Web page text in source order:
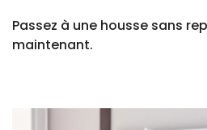
Passez à une housse sans
maintenant.